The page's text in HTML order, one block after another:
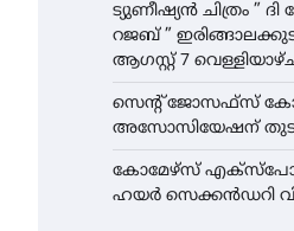
ട്യുണീഷ്യൻ ചിത്രം ”
റജബ് ”
ആഗസ്റ്റ് 7
സെന്റ് ജോസഫ്സ്
അസോസിയേഷന്
കോമേഴ്സ്
ഹയർ സെക്കൻഡറി